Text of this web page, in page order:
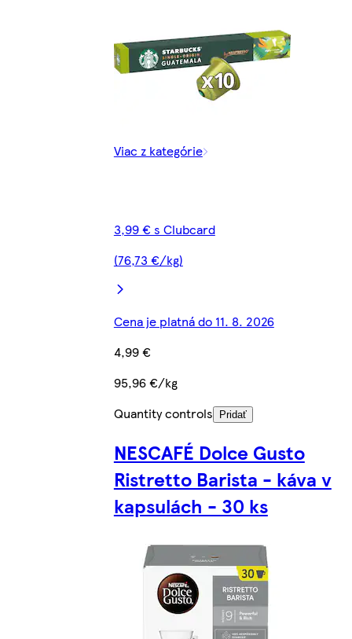
Viac z kategórie
3,99 € s Clubcard
(76,73 €/kg)
Cena je platná do 11. 8. 2026
4,99 €
95,96 €/kg
Quantity controls
Pridať
NESCAFÉ Dolce Gusto
Ristretto Barista - káva v
kapsulách - 30 ks